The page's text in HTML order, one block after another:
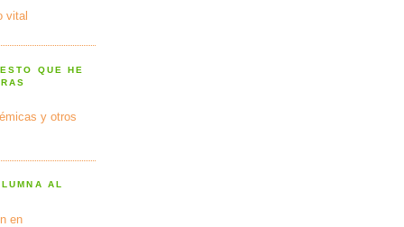
vital
QUE HE
y otros
AL
en